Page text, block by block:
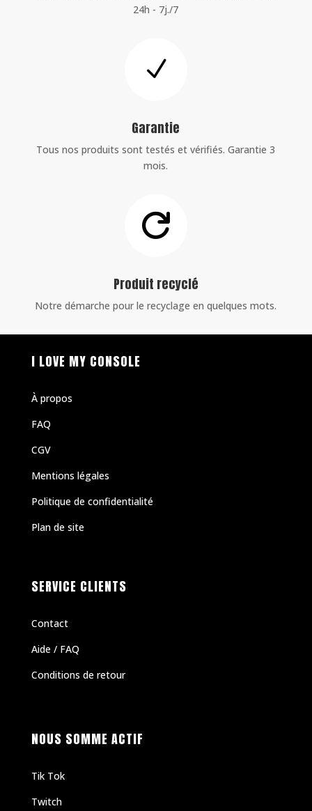
24h - 7j./7
N
Garantie
Tous nos produits sont testés et vérifiés. Garantie 3
mois.

Produit recyclé
Notre démarche pour le recyclage en quelques mots.
I LOVE MY CONSOLE
À propos
FAQ
CGV
Mentions légales
Politique de confidentialité
Plan de site
SERVICE CLIENTS
Contact
Aide / FAQ
Conditions de retour
NOUS SOMME ACTIF
Tik Tok
Twitch